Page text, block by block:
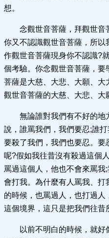
想。
念觀世音菩薩，拜觀世音
你又不認識觀世音菩薩，所以
作觀世音菩薩現身你不認識?
個考驗。你念觀世音菩薩，
菩薩是大慈、大悲、大願、
觀世音菩薩的大慈、大悲、大
無論誰對我們有不好的地
說，誰罵我們，我們要忍;誰
要殺了我們，我們也要忍。要
呢?假如我往昔沒有殺過這個
罵過這個人，他也不會來罵我
會打我。為什麼有人罵我、
的時候，也罵過人，也打過
這個境界，這只是把我們往昔
以前不明白的時候，就好